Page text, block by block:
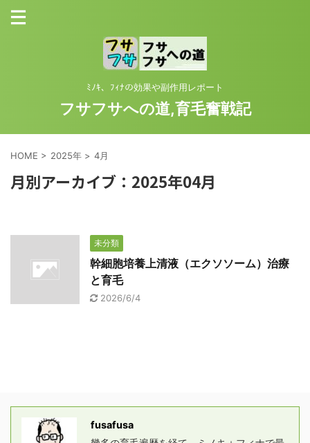
ﾐﾉｷ、ﾌｨﾅの効果や副作用レポート
フサフサへの道,育毛奮戦記
HOME > 2025年 > 4月
月別アーカイブ：2025年04月
未分類
幹細胞培養上清液（エクソソーム）治療
と育毛
2026/6/4
fusafusa